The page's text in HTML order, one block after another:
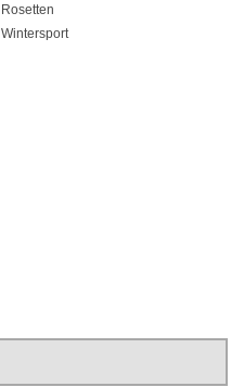
Rosetten
Wintersport